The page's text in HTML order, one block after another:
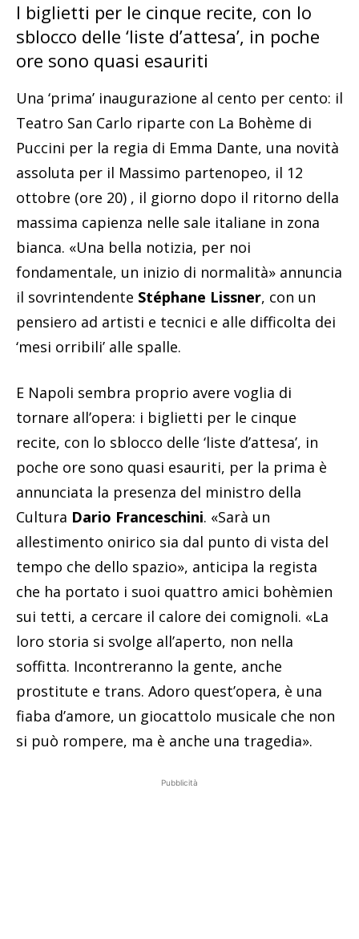
I biglietti per le cinque recite, con lo
sblocco delle ‘liste d’attesa’, in poche
ore sono quasi esauriti
Una ‘prima’ inaugurazione al cento per cento: il
Teatro San Carlo riparte con La Bohème di
Puccini per la regia di Emma Dante, una novità
assoluta per il Massimo partenopeo, il 12
ottobre (ore 20) , il giorno dopo il ritorno della
massima capienza nelle sale italiane in zona
bianca. «Una bella notizia, per noi
fondamentale, un inizio di normalità» annuncia
il sovrintendente Stéphane Lissner, con un
pensiero ad artisti e tecnici e alle difficolta dei
‘mesi orribili’ alle spalle.
E Napoli sembra proprio avere voglia di
tornare all’opera: i biglietti per le cinque
recite, con lo sblocco delle ‘liste d’attesa’, in
poche ore sono quasi esauriti, per la prima è
annunciata la presenza del ministro della
Cultura Dario Franceschini. «Sarà un
allestimento onirico sia dal punto di vista del
tempo che dello spazio», anticipa la regista
che ha portato i suoi quattro amici bohèmien
sui tetti, a cercare il calore dei comignoli. «La
loro storia si svolge all’aperto, non nella
soffitta. Incontreranno la gente, anche
prostitute e trans. Adoro quest’opera, è una
fiaba d’amore, un giocattolo musicale che non
si può rompere, ma è anche una tragedia».
Pubblicità